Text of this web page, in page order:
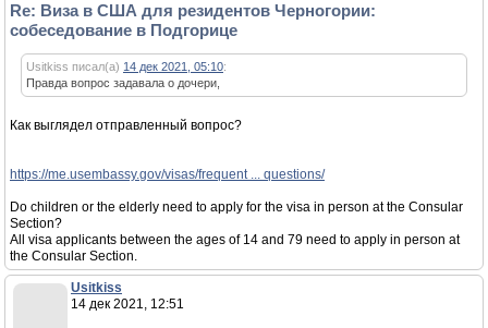
Re: Виза в США для резидентов Черногории:
собеседование в Подгорице
Usitkiss писал(а) 14 дек 2021, 05:10:
Правда вопрос задавала о дочери,
Как выглядел отправленный вопрос?
https://me.usembassy.gov/visas/frequent ... questions/
Do children or the elderly need to apply for the visa in person at the Consular
Section?
All visa applicants between the ages of 14 and 79 need to apply in person at
the Consular Section.
Usitkiss
14 дек 2021, 12:51